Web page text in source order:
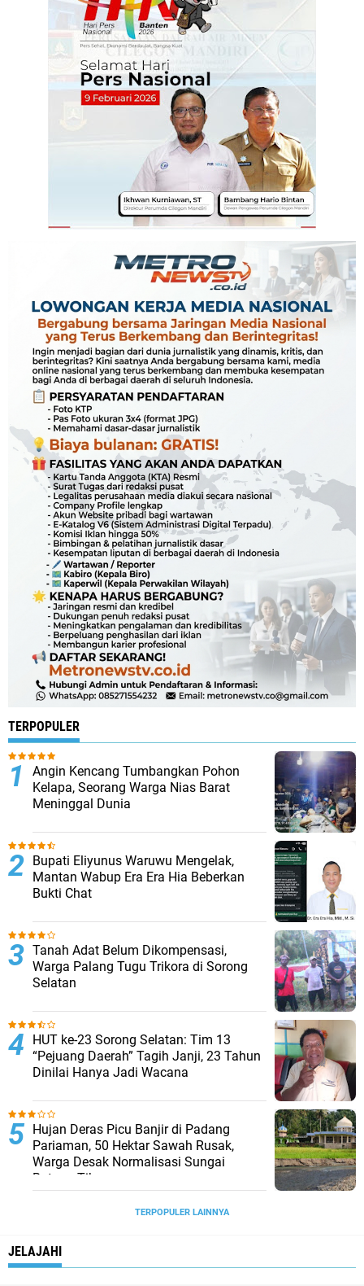
TERPOPULER
Angin Kencang Tumbangkan Pohon
Kelapa, Seorang Warga Nias Barat
Meninggal Dunia
Bupati Eliyunus Waruwu Mengelak,
Mantan Wabup Era Era Hia Beberkan
Bukti Chat
Tanah Adat Belum Dikompensasi,
Warga Palang Tugu Trikora di Sorong
Selatan
HUT ke-23 Sorong Selatan: Tim 13
“Pejuang Daerah” Tagih Janji, 23 Tahun
Dinilai Hanya Jadi Wacana
Hujan Deras Picu Banjir di Padang
Pariaman, 50 Hektar Sawah Rusak,
Warga Desak Normalisasi Sungai
Batang Tiku
TERPOPULER LAINNYA
JELAJAHI